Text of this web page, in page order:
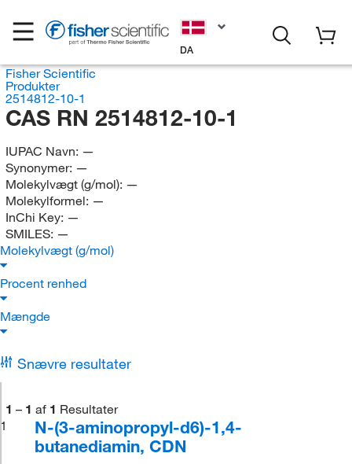
DA
Fisher Scientific
Produkter
2514812-10-1
CAS RN 2514812-10-1
IUPAC Navn: —
Synonymer: —
Molekylvægt (g/mol): —
Molekylformel: —
InChi Key: —
SMILES: —
Molekylvægt (g/mol)
Procent renhed
Mængde
Snævre resultater
1 – 1 af 1 Resultater
1
N-(3-aminopropyl-d6)-1,4-
butanediamin, CDN